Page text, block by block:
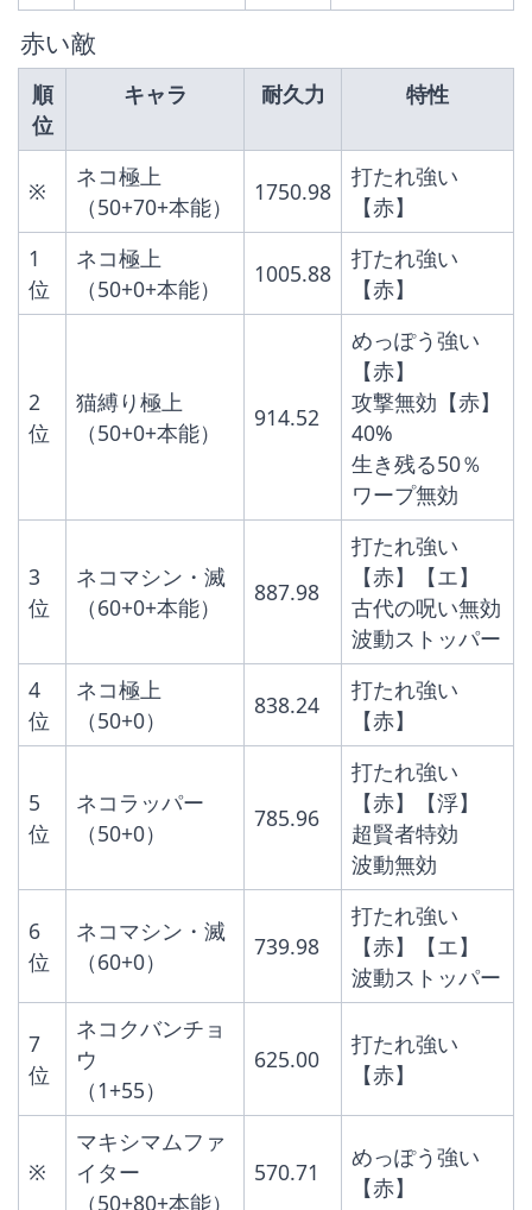
赤い敵
順
位
キャラ 耐久力 特性
※
ネコ極上
（50+70+本能）
1750.98
打たれ強い
【赤】
1
位
ネコ極上
（50+0+本能）
1005.88
打たれ強い
【赤】
2
位
猫縛り極上
（50+0+本能）
914.52
めっぽう強い
【赤】
攻撃無効【赤】
40%
生き残る50％
ワープ無効
3
位
ネコマシン・滅
（60+0+本能）
887.98
打たれ強い
【赤】【エ】
古代の呪い無効
波動ストッパー
4
位
ネコ極上
（50+0）
838.24
打たれ強い
【赤】
5
位
ネコラッパー
（50+0）
785.96
打たれ強い
【赤】【浮】
超賢者特効
波動無効
6
位
ネコマシン・滅
（60+0）
739.98
打たれ強い
【赤】【エ】
波動ストッパー
7
位
ネコクバンチョ
ウ
（1+55）
625.00
打たれ強い
【赤】
※
マキシマムファ
イター
（50+80+本能）
570.71
めっぽう強い
【赤】